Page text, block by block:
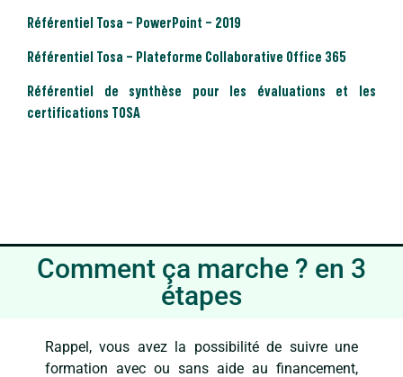
Référentiel Tosa – PowerPoint – 2019
Référentiel Tosa – Plateforme Collaborative Office 365
Référentiel de synthèse pour les évaluations et les
certifications TOSA
Comment ça marche ? en 3
étapes
Rappel, vous avez la possibilité de suivre une
formation avec ou sans aide au financement,